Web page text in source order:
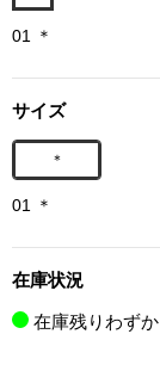
01 ＊
サイズ
＊
01 ＊
在庫状況
在庫残りわずか